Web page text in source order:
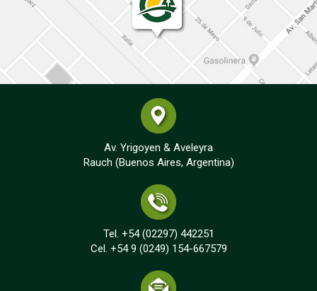
Av. Yrigoyen & Aveleyra
Rauch (Buenos Aires, Argentina)
Tel. +54 (02297) 442251
Cel. +54 9 (0249) 154-667579